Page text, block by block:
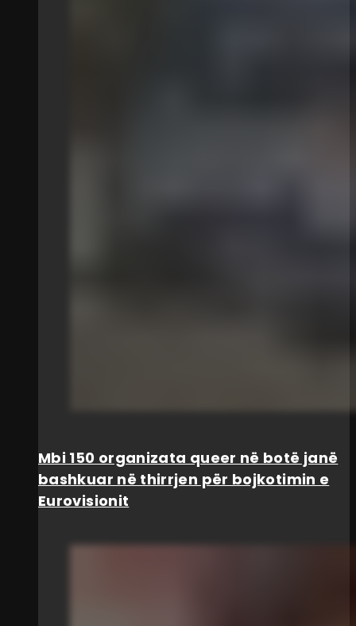
Mbi 150 organizata queer në botë janë
bashkuar në thirrjen për bojkotimin e
Eurovisionit